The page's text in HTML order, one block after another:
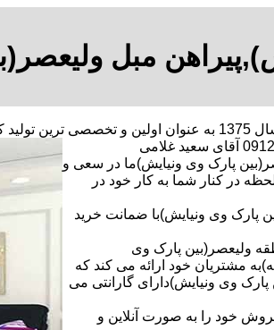
مبل
از سال 1375 به عنوان اولین و تخصصی
پارک وی ونیایش)ما در سعی و
در کنار شما به کار خود در
پارک وی ونیایش)با ضمانت خرید
ولیعصر(بین پارک وی
مشتریان خود ارائه می کند که
وی ونیایش)دارای گارانتی می
خود را به صورت آنلاین و